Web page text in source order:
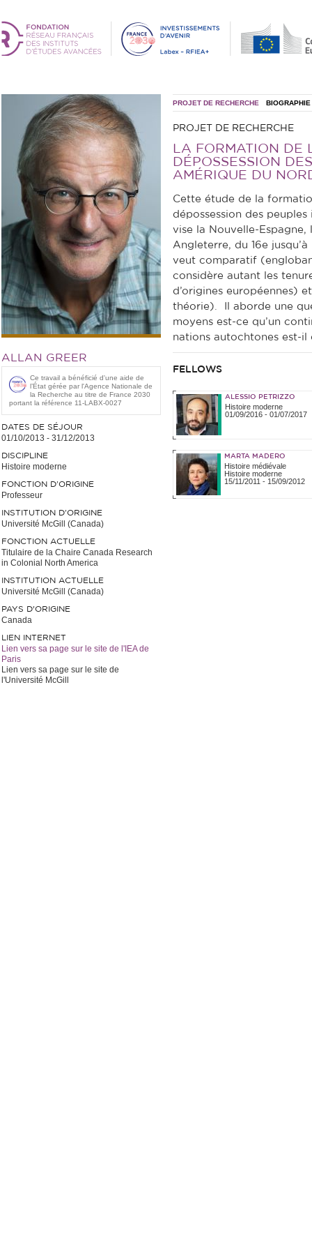
ALLAN GREER
Ce travail a bénéficié d'une aide de
l’État gérée par l'Agence Nationale de
la Recherche au titre de France 2030
portant la référence 11-LABX-0027
DATES DE SÉJOUR
01/10/2013 - 31/12/2013
DISCIPLINE
Histoire moderne
FONCTION D’ORIGINE
Professeur
INSTITUTION D’ORIGINE
Université McGill (Canada)
FONCTION ACTUELLE
Titulaire de la Chaire Canada Research
in Colonial North America
INSTITUTION ACTUELLE
Université McGill (Canada)
PAYS D'ORIGINE
Canada
LIEN INTERNET
Lien vers sa page sur le site de l'IEA de
Paris
Lien vers sa page sur le site de
l'Université McGill
PROJET DE RECHERCHE BIOGRAPHIE
PROJET DE RECHERCHE
LA FORMATION DE
DÉPOSSESSION
AMÉRIQUE DU
Cette étude de la
dépossession des
vise la Nouvelle-
Angleterre, du 16e
veut comparatif
considère autant les
d’origines européennes)
théorie). Il aborde une
moyens est-ce qu’un
nations autochtones est-
FELLOWS
ALESSIO PETRIZZO
Histoire moderne
01/09/2016- 01/07/2017
MARTA MADERO
Histoire médiévale
Histoire moderne
15/11/2011 - 15/09/2012